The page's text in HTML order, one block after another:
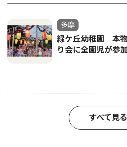
多摩
緑ケ丘幼稚園 本
り会に全園児が参加
すべて見る